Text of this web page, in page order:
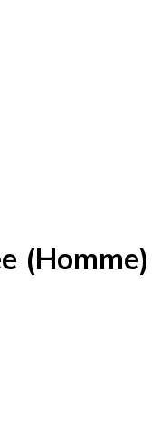
(Homme)